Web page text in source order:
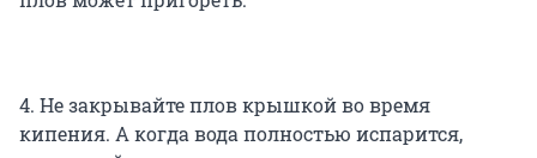
4. Не закрывайте плов крышкой во время
кипения. А когда вода полностью испарится,